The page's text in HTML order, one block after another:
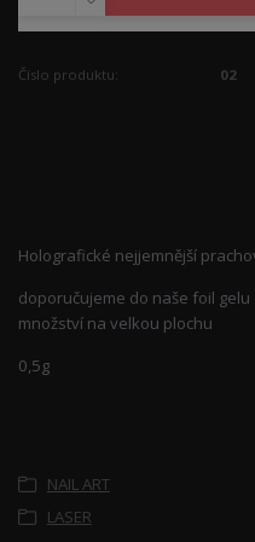
Číslo produktu: 02
Holografické nejjemnější
doporučujeme do naše foil
množství na velkou plochu
0,5g
NAIL ART
LASER